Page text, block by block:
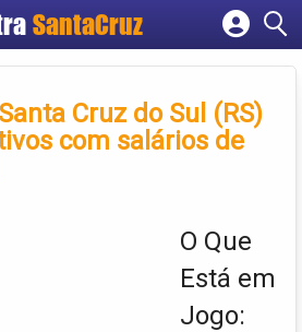
Cadastrar empresa
Criar conta
Cruz do Sul (RS)
com salários de
O Que
Está em
Jogo: